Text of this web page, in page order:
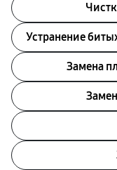
Устранение
Замена